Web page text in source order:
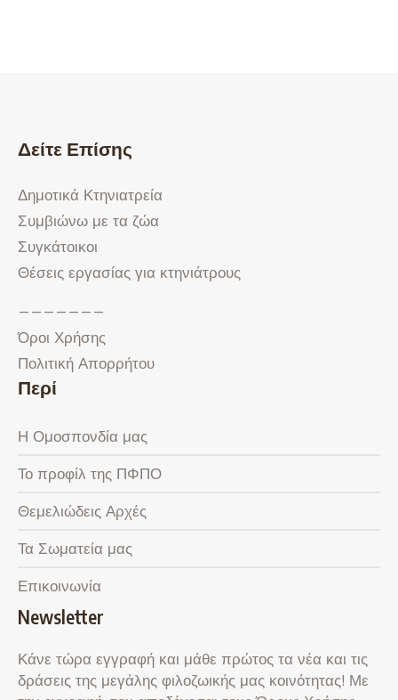
Δείτε Επίσης
Δημοτικά Κτηνιατρεία
Συμβιώνω με τα ζώα
Συγκάτοικοι
Θέσεις εργασίας για κτηνιάτρους
———————
Όροι Χρήσης
Πολιτική Απορρήτου
Περί
Η Ομοσπονδία μας
Το προφίλ της ΠΦΠΟ
Θεμελιώδεις Αρχές
Τα Σωματεία μας
Επικοινωνία
Newsletter
Κάνε τώρα εγγραφή και μάθε πρώτος τα νέα και τις
δράσεις της μεγάλης φιλοζωικής μας κοινότητας! Με